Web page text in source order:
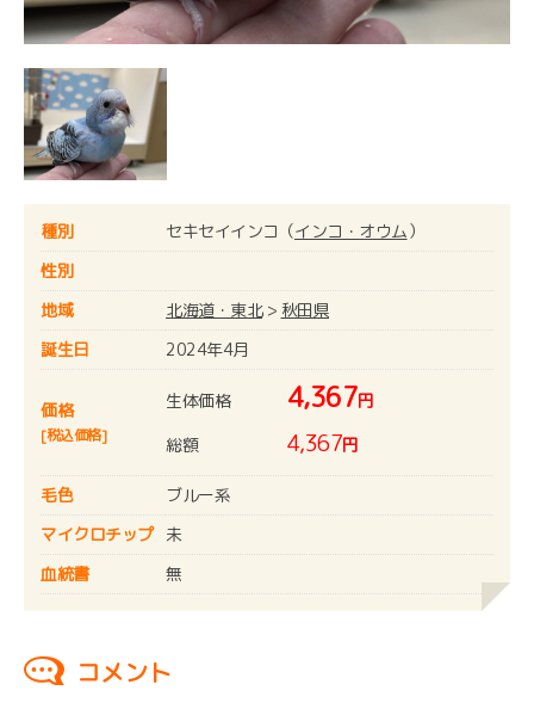
種別 セキセイインコ（インコ・オウム）
性別
地域
北海道・東北> 秋田県
誕生日
2024年4月
価格
[税込価格]
生体価格 4,367円
総額
4,367円
毛色
ブルー系
マイクロチップ
未
血統書
無
コメント